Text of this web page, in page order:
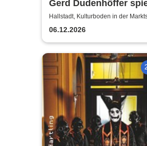
Gerd Dudenhöffer
Heinz Becker
Hallstadt, Kulturboden in der
06.12.2026